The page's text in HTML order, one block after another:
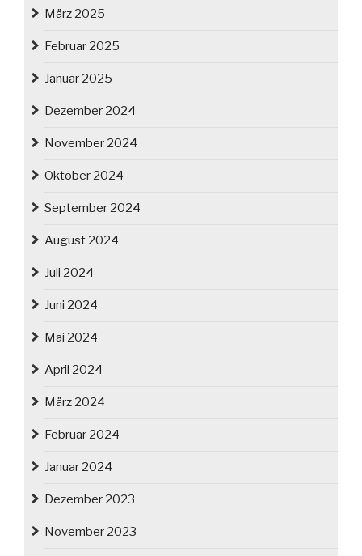
März 2025
Februar 2025
Januar 2025
Dezember 2024
November 2024
Oktober 2024
September 2024
August 2024
Juli 2024
Juni 2024
Mai 2024
April 2024
März 2024
Februar 2024
Januar 2024
Dezember 2023
November 2023